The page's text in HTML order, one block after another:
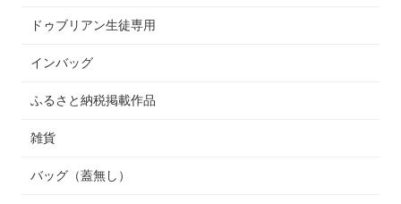
ドゥブリアン生徒専用
インバッグ
ふるさと納税掲載作品
雑貨
バッグ（蓋無し）